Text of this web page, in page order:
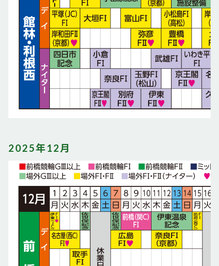
2025年12月